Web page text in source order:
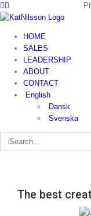
HOME
SALES
LEADERSHIP
ABOUT
CONTACT
English
Dansk
Svenska
The best